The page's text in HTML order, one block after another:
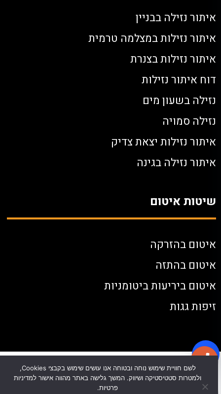
איתור נזילה בבניין
איתור נזילות במצלמה טרמית
איתור נזילות בצנרת
דוח איתור נזילות
נזילה בשעון מים
נזילה סמויה
איתור נזילות יצאת צדיק
איתור נזילה בגינה
שיטות איטום
איטום בהזרקה
איטום בהתזה
איטום ביריעות ביטומניות
זיפות גגות
לשם חוויית שימוש נוחה ובטוחה אנו עושים שימוש בקבצי Cookies,
ולמטרות סטטיסטיקה ושיווק. המשך גלישה באתר מהווה אישור למדיניות
פרטיות.